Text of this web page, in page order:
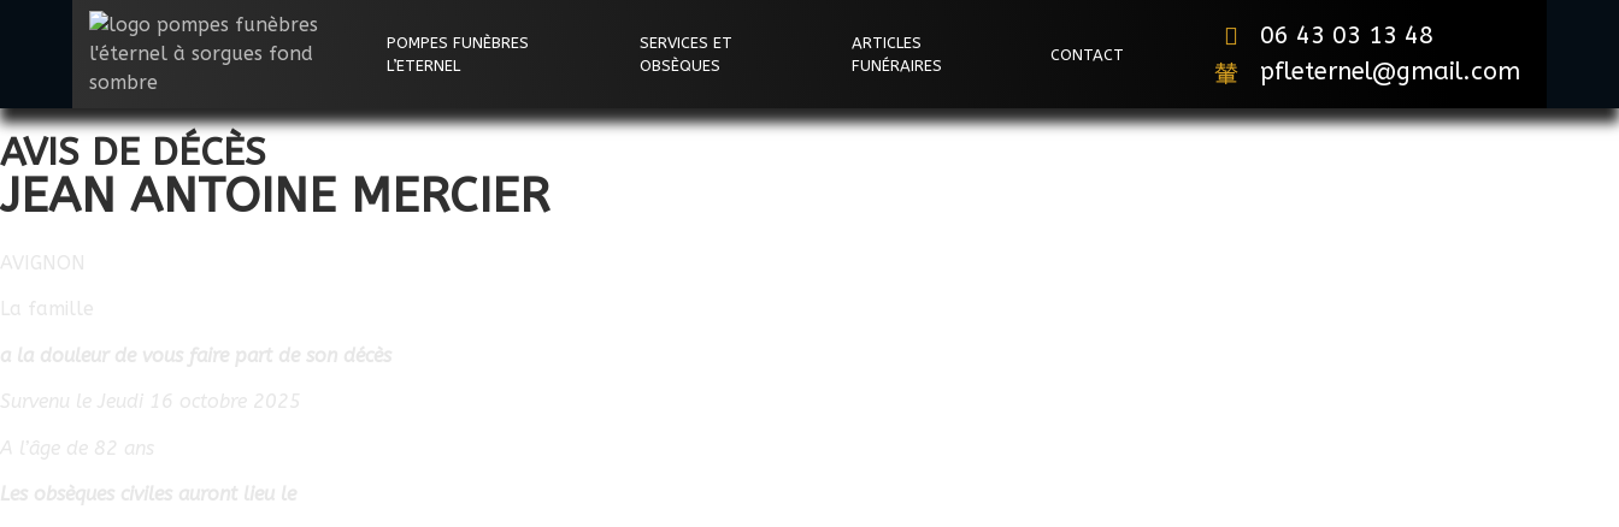
POMPES FUNÈBRES
L’ETERNEL
SERVICES ET
OBSÈQUES
ARTICLES
FUNÉRAIRES
CONTACT
06 43 03 13 48
pfleternel@gmail.com
AVIS DE DÉCÈS
JEAN ANTOINE MERCIER
AVIGNON
La famille
a la douleur de vous faire part de son décès
Survenu le Jeudi 16 octobre 2025
A l’âge de 82 ans
Les obsèques civiles auront lieu le